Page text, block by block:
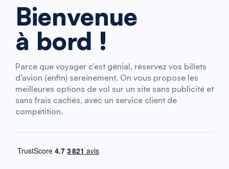
Bienvenue
à bord !
Parce que voyager c’est génial, réservez vos billets
d’avion (enfin) sereinement. On vous propose les
meilleures options de vol sur un site sans publicité et
sans frais cachés, avec un service client de
compétition.